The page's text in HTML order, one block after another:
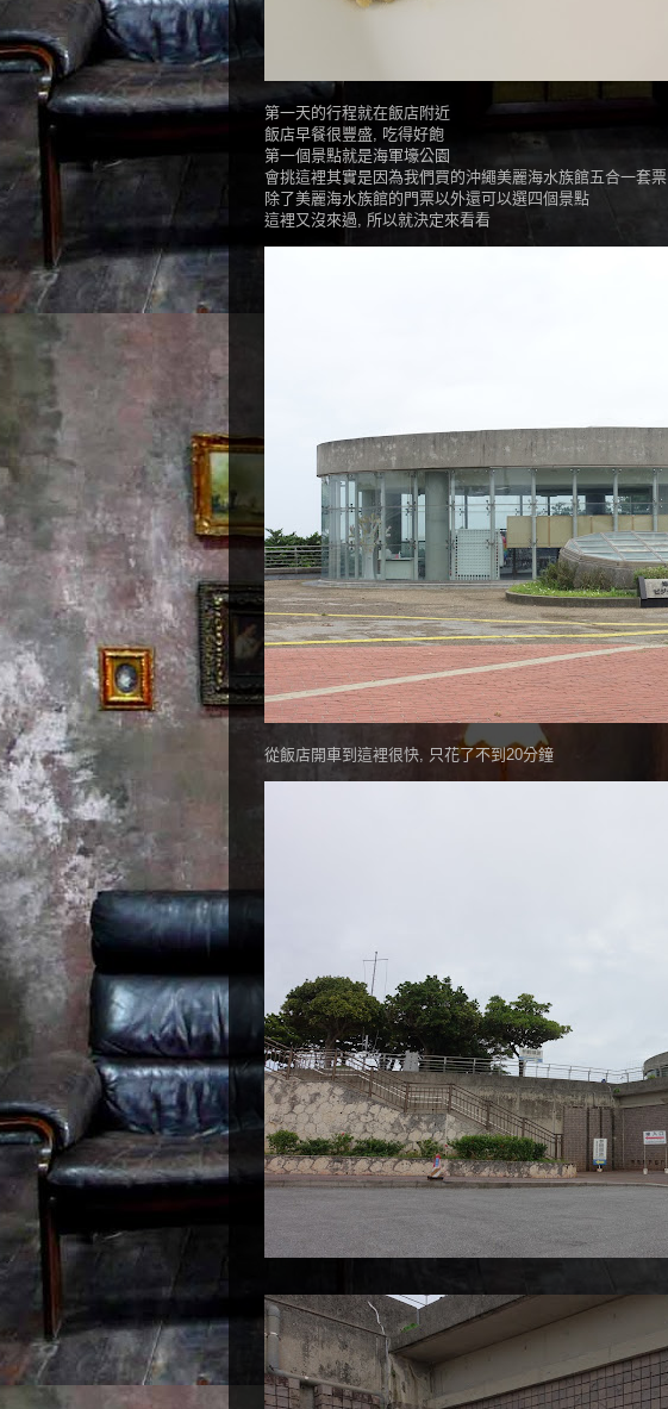
第一天的行程就在飯店附近
飯店早餐很豐盛, 吃得好飽
第一個景點就是海軍壕公園
會挑這裡其實是因為我們買的沖繩美麗海水族館五合一套票
除了美麗海水族館的門票以外還可以選四個景點
這裡又沒來過, 所以就決定來看看
從飯店開車到這裡很快, 只花了不到20分鐘